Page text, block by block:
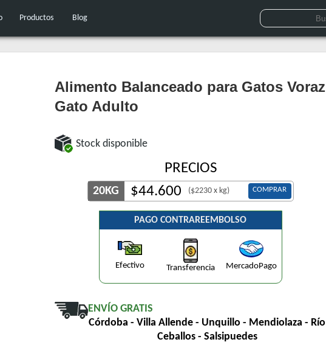
Productos Blog
Alimento Balanceado para Gatos Voraz
Gato Adulto
Stock disponible
PRECIOS
20KG $44.600 ($2230 x kg) COMPRAR
PAGO CONTRAREEMBOLSO
Efectivo Transferencia MercadoPago
ENVÍO GRATIS
Córdoba - Villa Allende - Unquillo - Mendiolaza - Río
Ceballos - Salsipuedes